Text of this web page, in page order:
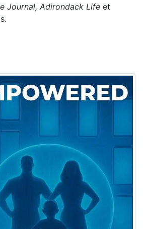
Journal, Adirondack Life et